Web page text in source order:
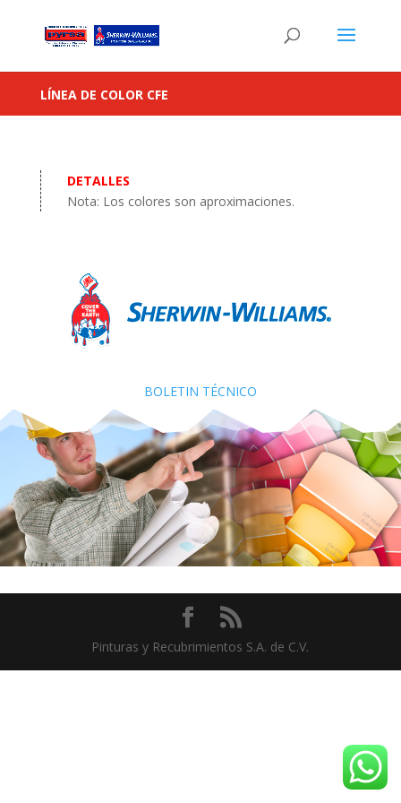
LÍNEA DE COLOR CFE
DETALLES
Nota: Los colores son aproximaciones.
BOLETIN TÉCNICO
Pinturas y Recubrimientos S.A. de C.V.